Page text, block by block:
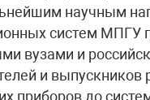
научным
систем МПГУ
вузами и
и
приборов до